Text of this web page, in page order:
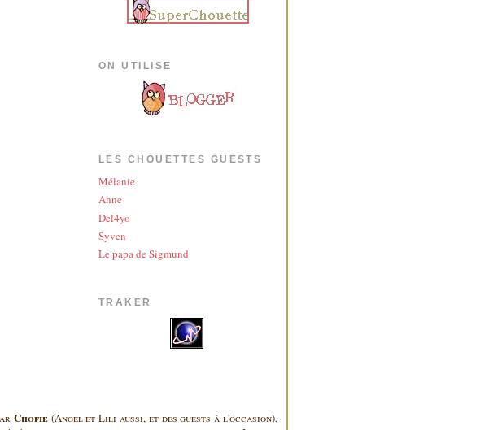
ON UTILISE
LES CHOUETTES GUESTS
Mélanie
Anne
Del4yo
Syven
Le papa de Sigmund
TRAKER
Chofie(Angel et Lili aussi, et des guests à l'occasion),